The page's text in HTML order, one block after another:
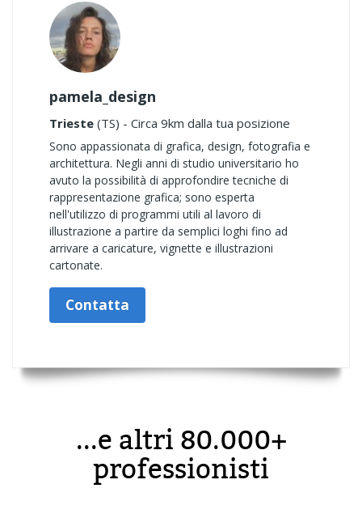
pamela_design
Trieste (TS) - Circa 9km dalla tua posizione
Sono appassionata di grafica, design, fotografia e
architettura. Negli anni di studio universitario ho
avuto la possibilità di approfondire tecniche di
rappresentazione grafica; sono esperta
nell'utilizzo di programmi utili al lavoro di
illustrazione a partire da semplici loghi fino ad
arrivare a caricature, vignette e illustrazioni
cartonate.
Contatta
...e altri 80.000+
professionisti